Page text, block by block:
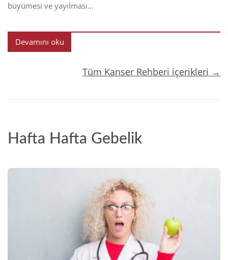
büyümesi ve yayılması...
Devamını oku
Tüm Kanser Rehberi içerikleri →
Hafta Hafta Gebelik